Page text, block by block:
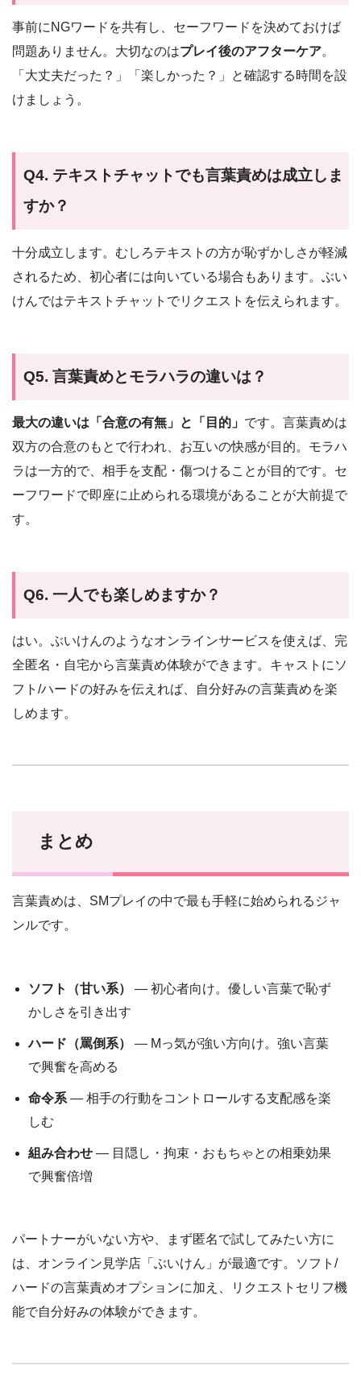
事前にNGワードを共有し、セーフワードを決めておけば
問題ありません。大切なのはプレイ後のアフターケア。
「大丈夫だった？」「楽しかった？」と確認する時間を設
けましょう。
Q4. テキストチャットでも言葉責めは成立しま
すか？
十分成立します。むしろテキストの方が恥ずかしさが軽減
されるため、初心者には向いている場合もあります。ぶい
けんではテキストチャットでリクエストを伝えられます。
Q5. 言葉責めとモラハラの違いは？
最大の違いは「合意の有無」と「目的」 です。言葉責めは
双方の合意のもとで行われ、お互いの快感が目的。モラハ
ラは一方的で、相手を支配・傷つけることが目的です。セ
ーフワードで即座に止められる環境があることが大前提で
す。
Q6. 一人でも楽しめますか？
はい。ぶいけんのようなオンラインサービスを使えば、完
全匿名・自宅から言葉責め体験ができます。キャストにソ
フト/ハードの好みを伝えれば、自分好みの言葉責めを楽
しめます。
まとめ
言葉責めは、SMプレイの中で最も手軽に始められるジャ
ンルです。
ソフト（甘い系）
— 初心者向け。優しい言葉で恥ず
かしさを引き出す
ハード（罵倒系）
— Mっ気が強い方向け。強い言葉
で興奮を高める
命令系 — 相手の行動をコントロールする支配感を楽
しむ
組み合わせ — 目隠し・拘束・おもちゃとの相乗効果
で興奮倍増
パートナーがいない方や、まず匿名で試してみたい方に
は、オンライン見学店「ぶいけん」が最適です。ソフト/
ハードの言葉責めオプションに加え、リクエストセリフ機
能で自分好みの体験ができます。